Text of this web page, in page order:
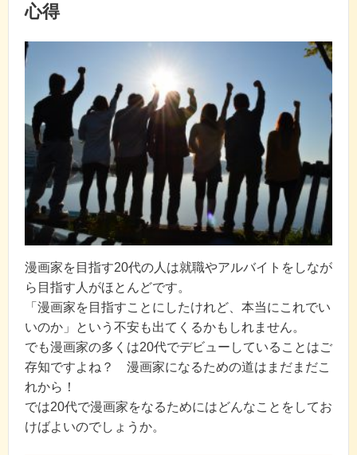
心得
漫画家を目指す20代の人は就職やアルバイトをしなが
ら目指す人がほとんどです。
「漫画家を目指すことにしたけれど、本当にこれでい
いのか」という不安も出てくるかもしれません。
でも漫画家の多くは20代でデビューしていることはご
存知ですよね？ 漫画家になるための道はまだまだこ
れから！
では20代で漫画家をなるためにはどんなことをしてお
けばよいのでしょうか。